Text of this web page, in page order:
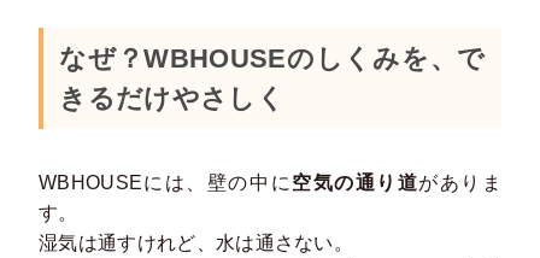
なぜ？WBHOUSEのしくみを、で
きるだけやさしく
WBHOUSEには、壁の中に 空気の通り道がありま
す。
湿気は通すけれど、水は通さない。